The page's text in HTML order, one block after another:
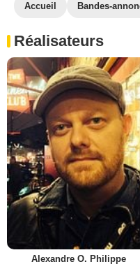
Accueil Bandes-
Réalisateurs
Alexandre O. Philippe